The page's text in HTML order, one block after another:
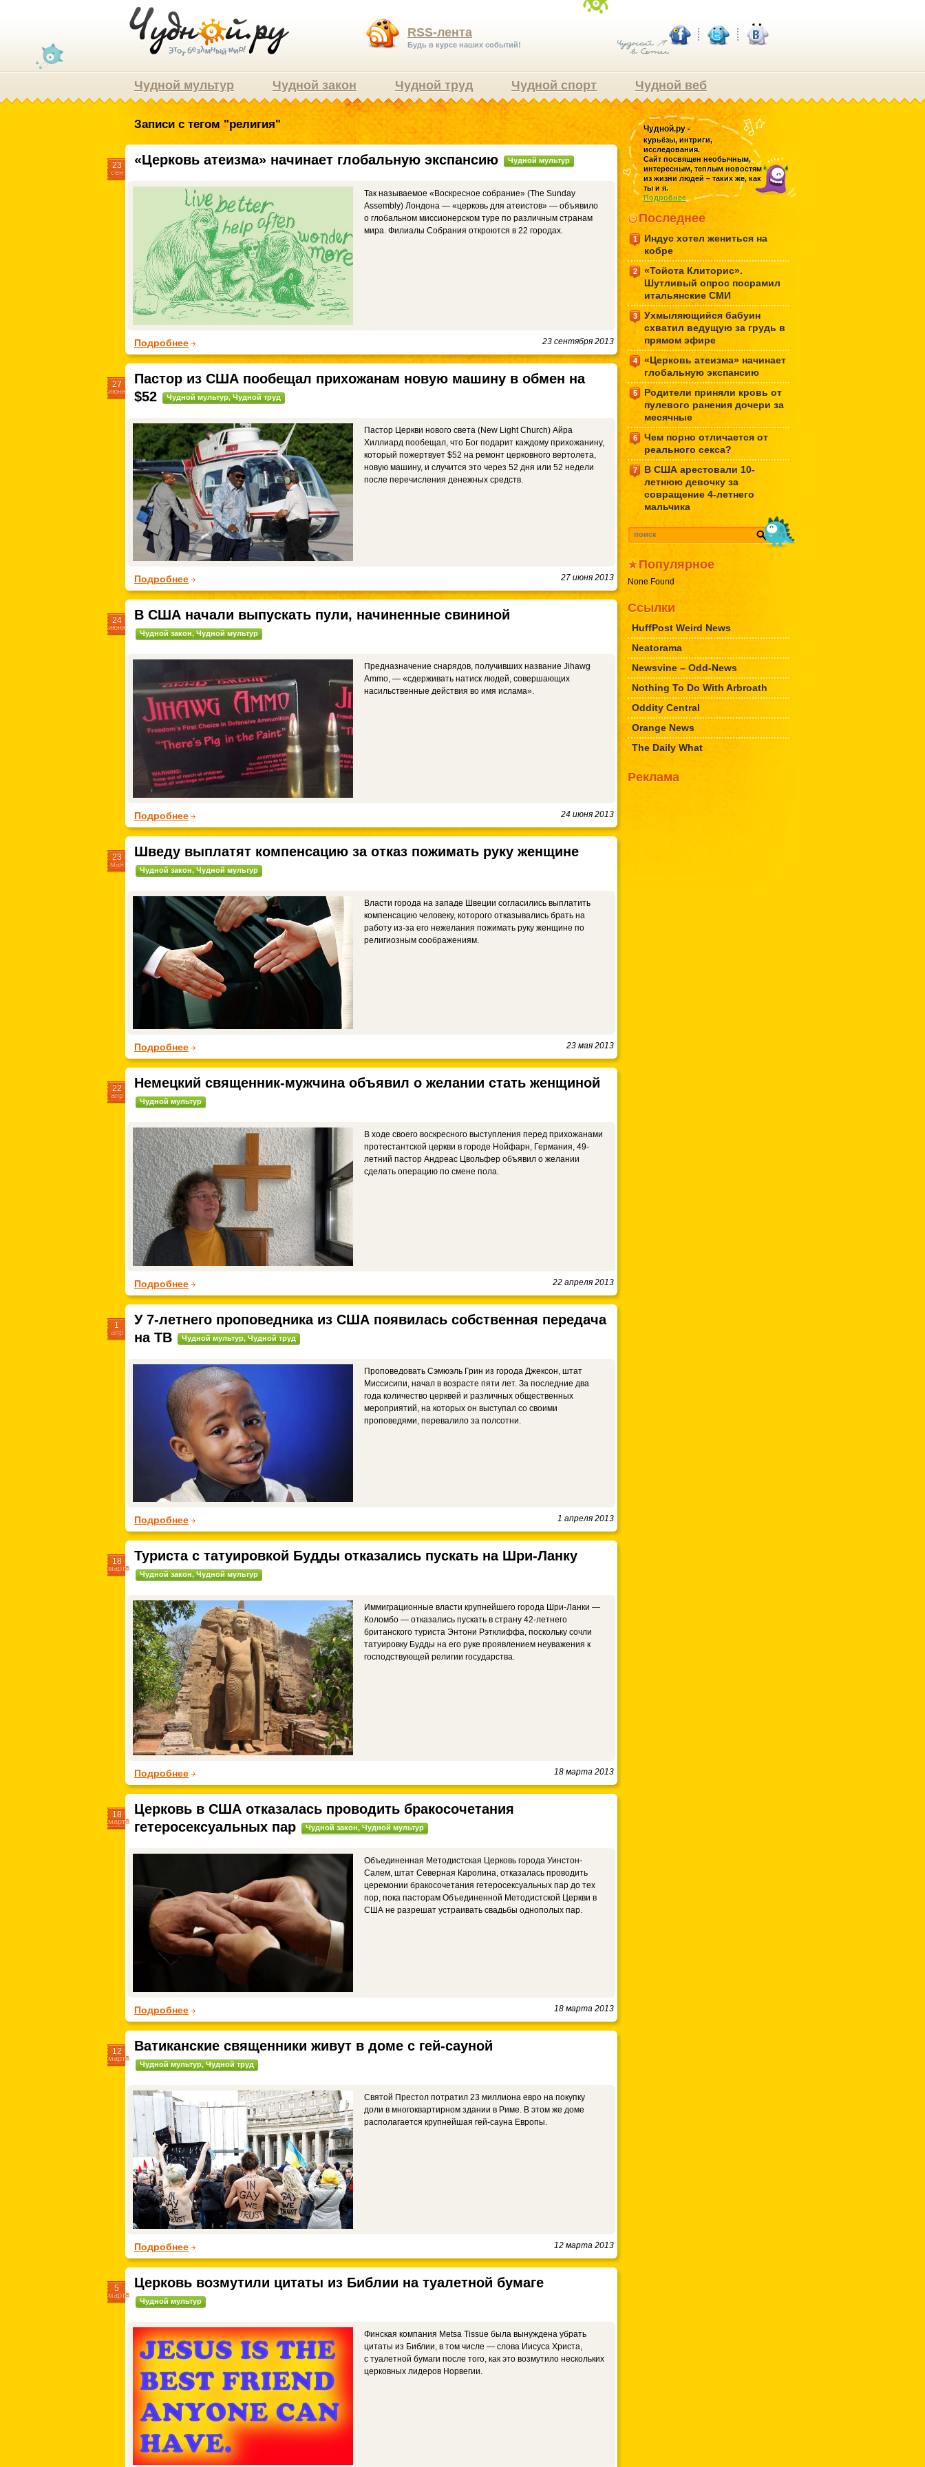
Чудной мультур Чудной закон Чудной труд Чудной спорт Чудной веб
RSS-лента
Будь в курсе наших событий!
Записи с тегом "религия"
23
сен
«Церковь атеизма» начинает глобальную экспансию Чудной мультур
Так называемое «Воскресное собрание» (The Sunday
Assembly) Лондона — «церковь для атеистов» — объявило
о глобальном миссионерском туре по различным странам
мира. Филиалы Собрания откроются в 22 городах.
23 сентября 2013
Подробнее
27
июня
Пастор из США пообещал прихожанам новую машину в обмен на
$52
Чудной мультур,Чудной труд
Пастор Церкви нового света (New Light Church) Айра
Хиллиард пообещал, что Бог подарит каждому прихожанину,
который пожертвует $52 на ремонт церковного вертолета,
новую машину, и случится это через 52 дня или 52 недели
после перечисления денежных средств.
27 июня 2013
Подробнее
24
июня
В США начали выпускать пули, начиненные свининой
Чудной закон, Чудной мультур
Предназначение снарядов, получивших название Jihawg
Ammo, — «сдерживать натиск людей, совершающих
насильственные действия во имя ислама».
24 июня 2013
Подробнее
23
мая
Шведу выплатят компенсацию за отказ пожимать руку женщине
Чудной закон,Чудной мультур
Власти города на западе Швеции согласились выплатить
компенсацию человеку, которого отказывались брать на
работу из-за его нежелания пожимать руку женщине по
религиозным соображениям.
23 мая 2013
Подробнее
22
апр
Немецкий священник-мужчина объявил о желании стать женщиной
Чудной мультур
В ходе своего воскресного выступления перед прихожанами
протестантской церкви в городе Нойфарн, Германия, 49-
летний пастор Андреас Цвольфер объявил о желании
сделать операцию по смене пола.
22 апреля 2013
Подробнее
1
апр
У 7-летнего проповедника из США появилась собственная передача
на ТВ
Чудной мультур,Чудной труд
Проповедовать Сэмюэль Грин из города Джексон, штат
Миссисипи, начал в возрасте пяти лет. За последние два
года количество церквей и различных общественных
мероприятий, на которых он выступал со своими
проповедями, перевалило за полсотни.
1 апреля 2013
Подробнее
18
марта
Туриста с татуировкой Будды отказались пускать на Шри-Ланку
Чудной закон, Чудной мультур
Иммиграционные власти крупнейшего города Шри-Ланки —
Коломбо — отказались пускать в страну 42-летнего
британского туриста Энтони Рэтклиффа, поскольку сочли
татуировку Будды на его руке проявлением неуважения к
господствующей религии государства.
18 марта 2013
Подробнее
18
марта
Церковь в США отказалась проводить бракосочетания
гетеросексуальных пар
Чудной закон,Чудной мультур
Объединенная Методистская Церковь города Уинстон-
Салем, штат Северная Каролина, отказалась проводить
церемонии бракосочетания гетеросексуальных пар до тех
пор, пока пасторам Объединенной Методистской Церкви в
США не разрешат устраивать свадьбы однополых пар.
18 марта 2013
Подробнее
12
марта
Ватиканские священники живут в доме с гей-сауной
Чудной мультур,Чудной труд
Святой Престол потратил 23 миллиона евро на покупку
доли в многоквартирном здании в Риме. В этом же доме
располагается крупнейшая гей-сауна Европы.
12 марта 2013
Подробнее
5
марта
Церковь возмутили цитаты из Библии на туалетной бумаге
Чудной мультур
Финская компания Metsa Tissue была вынуждена убрать
цитаты из Библии, в том числе — слова Иисуса Христа,
с туалетной бумаги после того, как это возмутило нескольких
церковных лидеров Норвегии.
Чудной.ру -
курьёзы, интриги,
исследования.
Сайт посвящен необычным,
интересным, теплым новостям
из жизни людей – таких же, как
ты и я.
Подробнее
Последнее
1
Индус хотел жениться на
кобре
2
«Тойота Клиторис».
Шутливый опрос посрамил
итальянские СМИ
3
Ухмыляющийся бабуин
схватил ведущую за грудь в
прямом эфире
4
«Церковь атеизма» начинает
глобальную экспансию
5
Родители приняли кровь от
пулевого ранения дочери за
месячные
6
Чем порно отличается от
реального секса?
7
В США арестовали 10-
летнюю девочку за
совращение 4-летнего
мальчика
Популярное
None Found
Ссылки
HuffPost Weird News
Neatorama
Newsvine – Odd-News
Nothing To Do With Arbroath
Oddity Central
Orange News
The Daily What
Реклама